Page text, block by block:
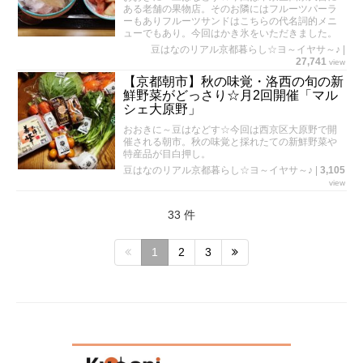
ある老舗の果物店。そのお隣にはフルーツパーラ
ーもありフルーツサンドはこちらの代名詞的メニ
ューでもあり。今回はかき氷をいただきました。
豆はなのリアル京都暮らし☆ヨ～イヤサ～♪
27,741 view
【京都朝市】秋の味覚・洛西の旬の新
鮮野菜がどっさり☆月2回開催「マル
シェ大原野」
おおきに～豆はなどす☆今回は西京区大原野で開
催される朝市。秋の味覚と採れたての新鮮野菜や
特産品が目白押し。
豆はなのリアル京都暮らし☆ヨ～イヤサ～♪
3,105
view
33 件
1 2 3